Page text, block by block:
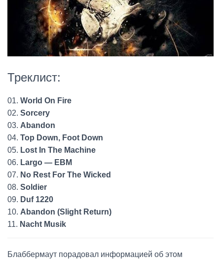
Треклист:
01. World On Fire
02. Sorcery
03. Abandon
04. Top Down, Foot Down
05. Lost In The Machine
06. Largo — EBM
07. No Rest For The Wicked
08. Soldier
09. Duf 1220
10. Abandon (Slight Return)
11. Nacht Musik
Блаббермаут порадовал информацией об этом